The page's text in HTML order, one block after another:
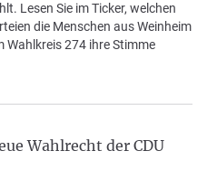
Lesen Sie im Ticker, welchen
die Menschen aus Weinheim
Wahlkreis 274 ihre Stimme
Wahlrecht der CDU